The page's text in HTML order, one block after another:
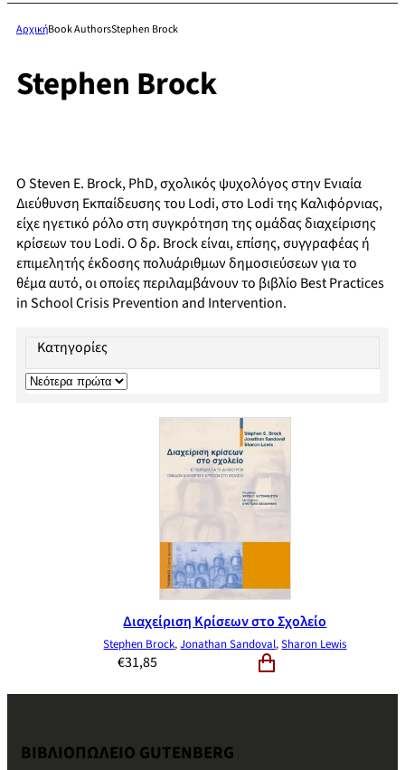
ΑρχικήBook AuthorsStephen Brock
Stephen Brock
Ο Steven E. Brock, PhD, σχολικός ψυχολόγος στην Ενιαία
Διεύθυνση Εκπαίδευσης του Lodi, στο Lodi της Καλιφόρνιας,
είχε ηγετικό ρόλο στη συγκρότηση της ομάδας διαχείρισης
κρίσεων του Lodi. Ο δρ. Brock είναι, επίσης, συγγραφέας ή
επιμελητής έκδοσης πολυάριθμων δημοσιεύσεων για το
θέμα αυτό, οι οποίες περιλαμβάνουν το βιβλίο Best Practices
in School Crisis Prevention and Intervention.
Κατηγορίες
Διαχείριση Κρίσεων στο Σχολείο
Stephen Brock,Jonathan Sandoval,Sharon Lewis
€31,85
ΒΙΒΛΙΟΠΩΛΕΙΟ GUTENBERG